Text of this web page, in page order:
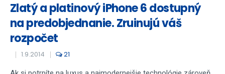
Zlatý a platinový iPhone 6 dostupný
na predobjednanie. Zruinujú váš
rozpočet
1.9.2014 21